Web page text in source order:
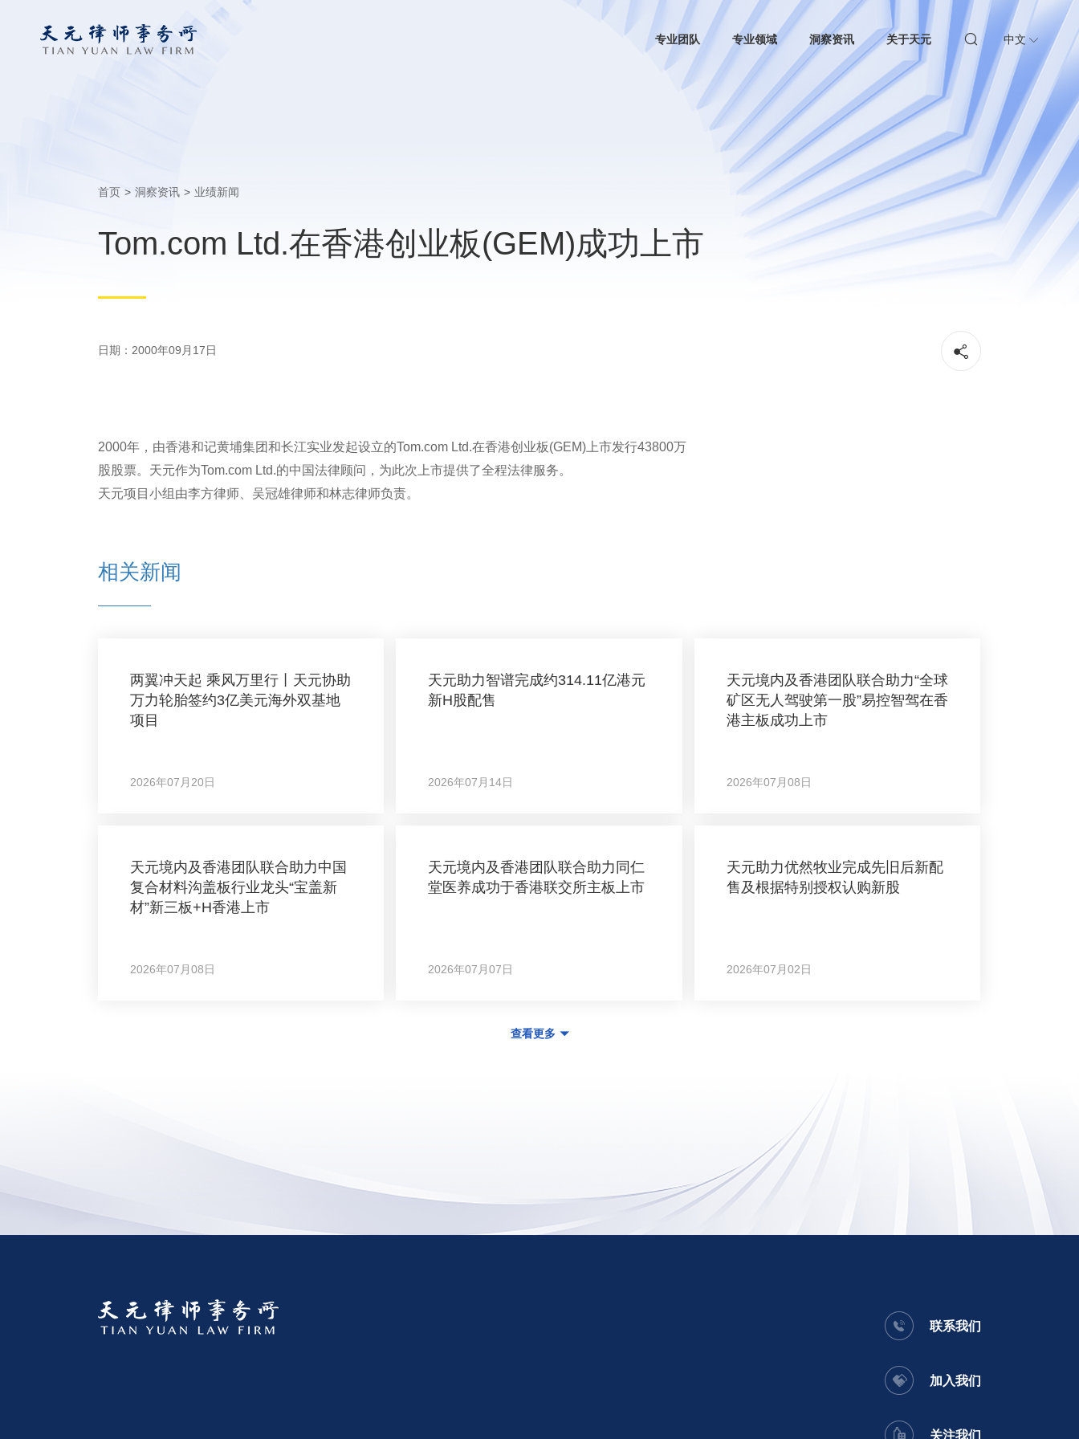
专业团队 专业领域 洞察资讯 关于天元 中文
首页 > 洞察资讯 > 业绩新闻
Tom.com Ltd.在香港创业板(GEM)成功上市
日期：2000年09月17日
2000年，由香港和记黄埔集团和长江实业发起设立的Tom.com Ltd.在香港创业板(GEM)上市发行43800万
股股票。天元作为Tom.com Ltd.的中国法律顾问，为此次上市提供了全程法律服务。
天元项目小组由李方律师、吴冠雄律师和林志律师负责。
相关新闻
两翼冲天起 乘风万里行丨天元协助
万力轮胎签约3亿美元海外双基地
项目
2026年07月20日
天元助力智谱完成约314.11亿港元
新H股配售
2026年07月14日
天元境内及香港团队联合助力“全球
矿区无人驾驶第一股”易控智驾在香
港主板成功上市
2026年07月08日
天元境内及香港团队联合助力中国
复合材料沟盖板行业龙头“宝盖新
材”新三板+H香港上市
2026年07月08日
天元境内及香港团队联合助力同仁
堂医养成功于香港联交所主板上市
2026年07月07日
天元助力优然牧业完成先旧后新配
售及根据特别授权认购新股
2026年07月02日
查看更多
联系我们
加入我们
关注我们